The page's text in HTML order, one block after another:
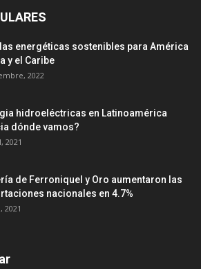
energéticas sostenibles para América
y el Caribe
2022
hidroeléctricas en Latinoamérica
dónde vamos?
2021
de Ferroniquel y Oro aumentaron las
nacionales en 4.7%
2021